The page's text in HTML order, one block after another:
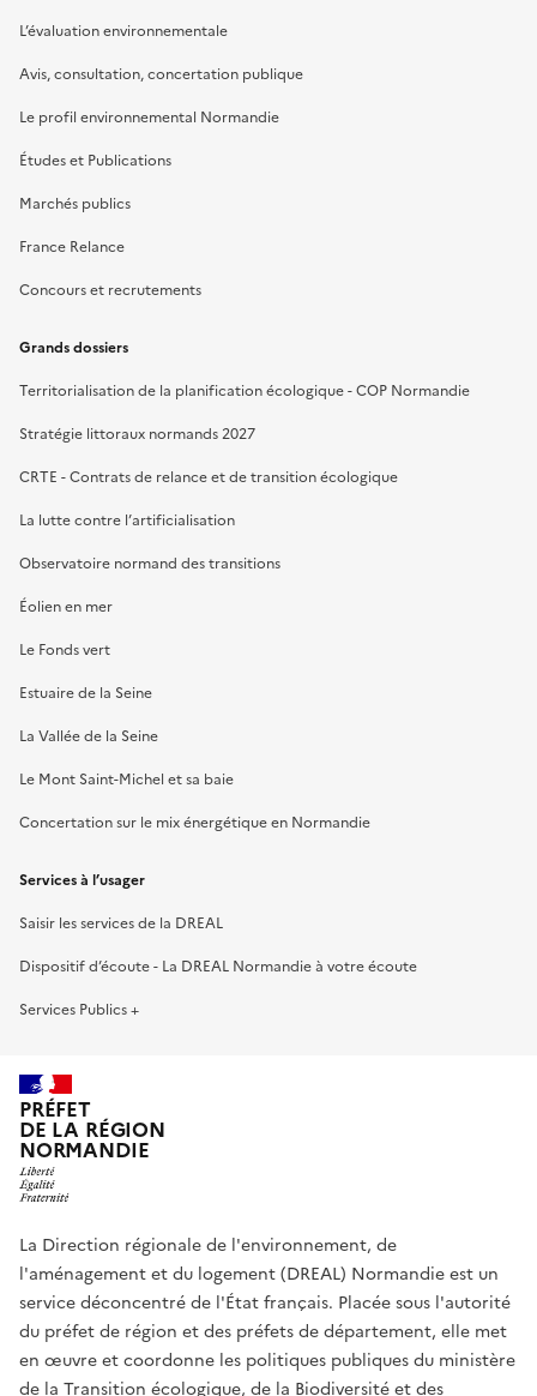
L’évaluation environnementale
Avis, consultation, concertation publique
Le profil environnemental Normandie
Études et Publications
Marchés publics
France Relance
Concours et recrutements
Grands dossiers
Territorialisation de la planification écologique - COP Normandie
Stratégie littoraux normands 2027
CRTE - Contrats de relance et de transition écologique
La lutte contre l’artificialisation
Observatoire normand des transitions
Éolien en mer
Le Fonds vert
Estuaire de la Seine
La Vallée de la Seine
Le Mont Saint-Michel et sa baie
Concertation sur le mix énergétique en Normandie
Services à l’usager
Saisir les services de la DREAL
Dispositif d’écoute - La DREAL Normandie à votre écoute
Services Publics +
PRÉFET
DE LA RÉGION
NORMANDIE
La Direction régionale de l'environnement, de
l'aménagement et du logement (DREAL) Normandie est un
service déconcentré de l'État français. Placée sous l'autorité
du préfet de région et des préfets de département, elle met
en œuvre et coordonne les politiques publiques du ministère
de la Transition écologique, de la Biodiversité et des